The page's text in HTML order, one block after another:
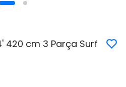
420 cm 3 Parça Surf